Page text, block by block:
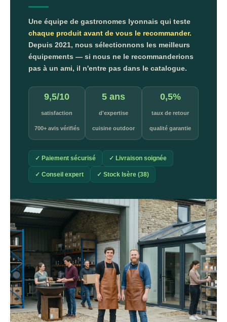
Une équipe de gastronomes lyonnais qui teste
chaque produit avant de vous le recommander.
Depuis 2021, nous sélectionnons les meilleurs
équipements — si nous ne le recommanderions
pas à un ami, il n'entre pas dans le catalogue.
9,5/10
satisfaction
700+ avis vérifiés
5 ans
d'expertise
cuisine outdoor
0,5%
taux de retour
qualité garantie
✓ Paiement sécurisé ✓ Livraison soignée
✓ Conseil expert ✓ Stock Isère (38)